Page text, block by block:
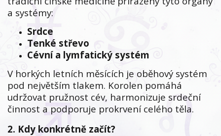
a systémy:
Srdce
Tenké střevo
Cévní a lymfatický systém
V horkých letních měsících je oběhový systém
pod největším tlakem. Korolen pomáhá
udržovat pružnost cév, harmonizuje srdeční
činnost a podporuje prokrvení celého těla.
2. Kdy konkrétně začít?